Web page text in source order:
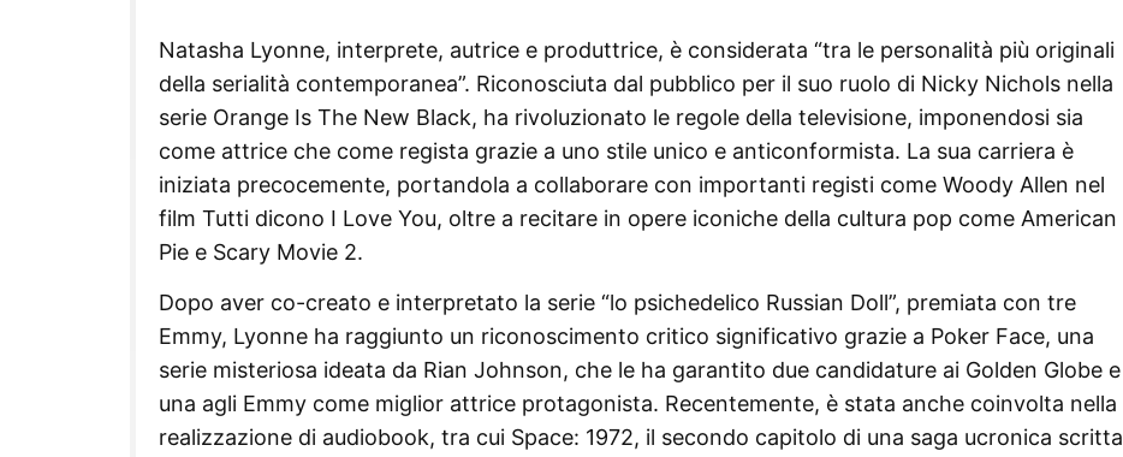
Natasha Lyonne, interprete, autrice e produttrice, è considerata “tra le personalità più originali
della serialità contemporanea”. Riconosciuta dal pubblico per il suo ruolo di Nicky Nichols nella
serie Orange Is The New Black, ha rivoluzionato le regole della televisione, imponendosi sia
come attrice che come regista grazie a uno stile unico e anticonformista. La sua carriera è
iniziata precocemente, portandola a collaborare con importanti registi come Woody Allen nel
film Tutti dicono I Love You, oltre a recitare in opere iconiche della cultura pop come American
Pie e Scary Movie 2.
Dopo aver co-creato e interpretato la serie “lo psichedelico Russian Doll”, premiata con tre
Emmy, Lyonne ha raggiunto un riconoscimento critico significativo grazie a Poker Face, una
serie misteriosa ideata da Rian Johnson, che le ha garantito due candidature ai Golden Globe e
una agli Emmy come miglior attrice protagonista. Recentemente, è stata anche coinvolta nella
realizzazione di audiobook, tra cui Space: 1972, il secondo capitolo di una saga ucronica scritta